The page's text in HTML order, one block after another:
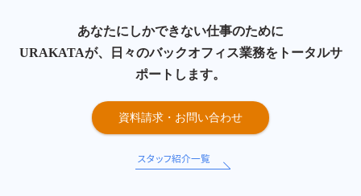
あなたにしかできない仕事のために
URAKATAが、日々のバックオフィス業務をトータルサ
ポートします。
資料請求・お問い合わせ
スタッフ紹介一覧